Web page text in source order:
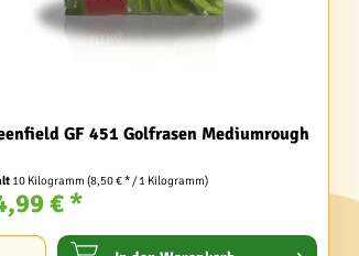
GF 451 Golfrasen Mediumrough
10 Kilogramm (8,50 € * / 1 Kilogramm)
€ *